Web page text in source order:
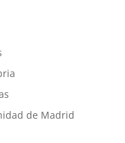
de Madrid